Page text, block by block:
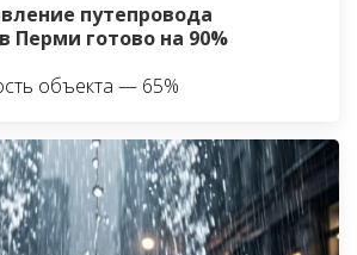
путепровода
Перми готово на 90%
объекта — 65%